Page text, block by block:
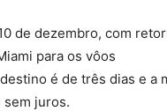
de dezembro, com
para os vôos
é de três dias e a
sem juros.